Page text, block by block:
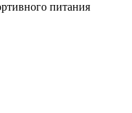
питания